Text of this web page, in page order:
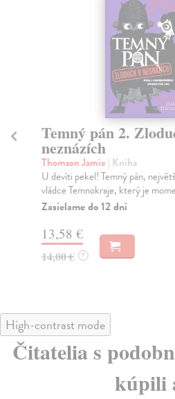
Temný pán 2.
neznázích
Thomson Jamie | Kniha
U devíti pekel! Temný pán,
vládce Temnokraje, který je
Zasielame do 12 dní
13,58 €
14,00 € ?
High-contrast mode
Čitatelia s
kúpili